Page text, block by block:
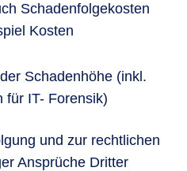
Schadenfolgekosten
Kosten
Schadenhöhe (inkl.
für IT- Forensik)
und zur rechtlichen
Ansprüche Dritter